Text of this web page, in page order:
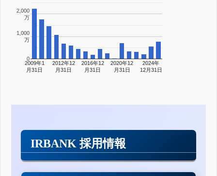
2009年1
月31日
2012年12
月31日
2016年12
月31日
2020年12
月31日
2024年
12月31日
0
1,000
万
2,000
万
IRBANK 採用情報